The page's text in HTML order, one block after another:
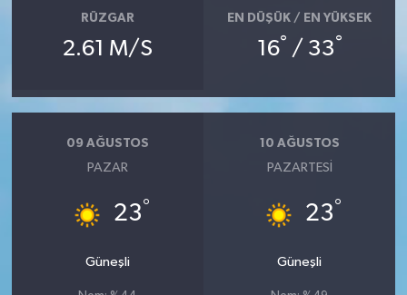
RÜZGAR
2.61 M/S
EN DÜŞÜK / EN YÜKSEK
16° / 33°
09 AĞUSTOS
PAZAR
23°
Güneşli
10 AĞUSTOS
PAZARTESI
23°
Güneşli